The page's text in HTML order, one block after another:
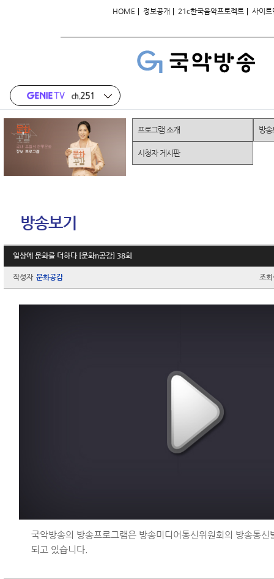
HOME | 정보공개 | 21c한국음악프로젝트 | 사이트
방송보기
일상에 문화를 더하다 [문화n공감] 38회
작성자 문화공감 조
국악방송의 방송프로그램은 방송미디어통신위원회의 방송통
되고 있습니다.
프로그램 소개 방
시청자 게시판